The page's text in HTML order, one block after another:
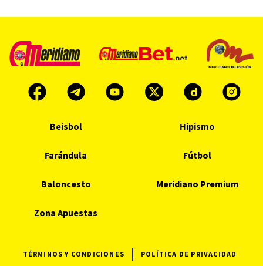
Beisbol Hipismo
Farándula Fútbol
Baloncesto Meridiano Premium
Zona Apuestas
TÉRMINOS Y CONDICIONES POLÍTICA DE PRIVACIDAD